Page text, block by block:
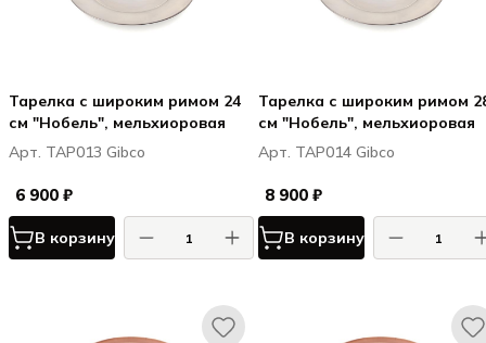
Тарелка с широким римом 24
см "Нобель", мельхиоровая
Арт. TAP013 Gibco
6 900 ₽
В корзину
Тарелка с широким римом
см "Нобель", мельхиоровая
Арт. TAP014 Gibco
8 900 ₽
В корзину